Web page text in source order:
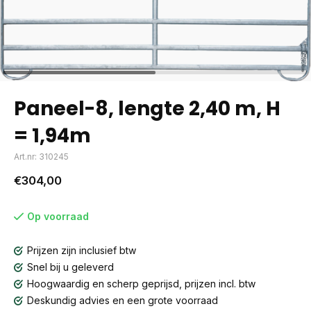
Paneel-8, lengte 2,40 m, H
= 1,94m
Art.nr: 310245
€304,00
Op voorraad
Prijzen zijn inclusief btw
Snel bij u geleverd
Hoogwaardig en scherp geprijsd, prijzen incl. btw
Deskundig advies en een grote voorraad